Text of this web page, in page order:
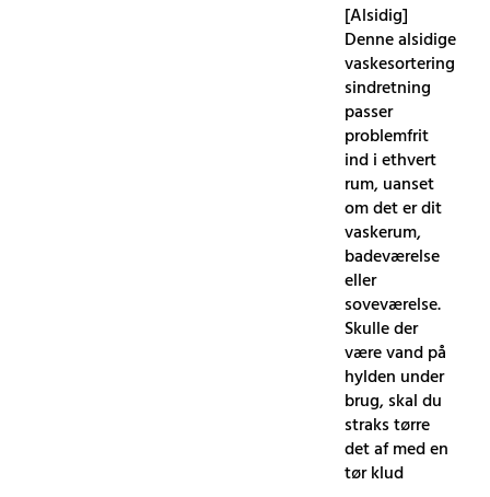
[Alsidig]
Denne alsidige
vaskesortering
sindretning
passer
problemfrit
ind i ethvert
rum, uanset
om det er dit
vaskerum,
badeværelse
eller
soveværelse.
Skulle der
være vand på
hylden under
brug, skal du
straks tørre
det af med en
tør klud